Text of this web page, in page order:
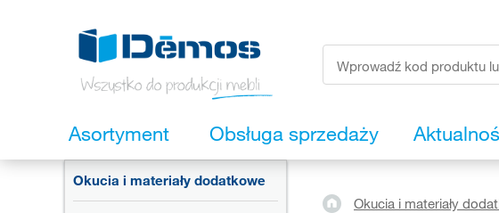
Asortyment Obsługa sprzedaży
Okucia i materiały dodatkowe
Okucia i materiały